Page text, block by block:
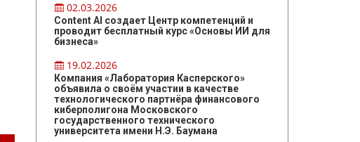
02.03.2026
Content AI создает Центр компетенций и
проводит бесплатный курс «Основы ИИ для
бизнеса»
19.02.2026
Компания «Лаборатория Касперского»
объявила о своём участии в качестве
технологического партнёра финансового
киберполигона Московского
государственного технического
университета имени Н.Э. Баумана